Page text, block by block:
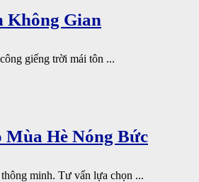
Không Gian
giếng trời mái tôn ...
Hè Nóng Bức
minh. Tư vấn lựa chọn ...